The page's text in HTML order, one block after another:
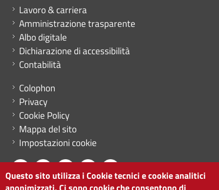
Mini menu di servizio
Lavoro & carriera
Amministrazione trasparente
Albo digitale
Dichiarazione di accessibilità
Contabilità
Menu footer
Colophon
Privacy
Cookie Policy
Mappa del sito
Impostazioni cookie
Questo sito utilizza i Cookie tecnici e cookie analitici